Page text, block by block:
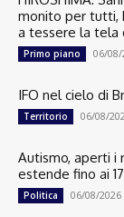
monito per tutti,
a tessere la tela
Primo piano 06/08/
IFO nel cielo di
Territorio 06/08/
Autismo, aperti i
estende fino ai
Politica 06/08/2026